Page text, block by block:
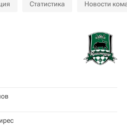
Статистика Новости